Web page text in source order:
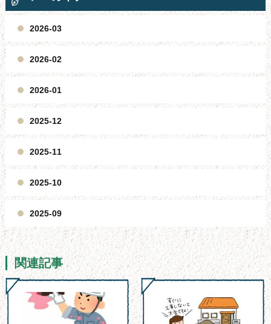
2026-03
2026-02
2026-01
2025-12
2025-11
2025-10
2025-09
関連記事